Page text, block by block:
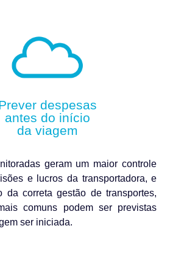
despesas
antes do início
da viagem
geram um maior controle
e lucros da transportadora, e
da correta gestão de transportes,
comuns podem ser previstas
ser iniciada.